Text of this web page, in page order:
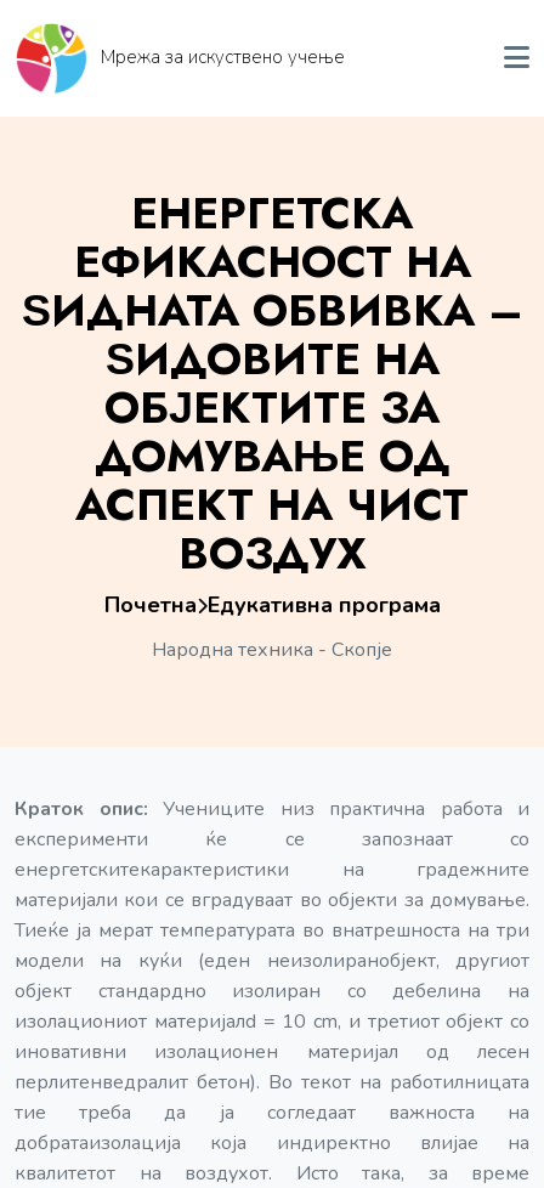
Мрежа за искуствено учење
ЕНЕРГЕТСКА
ЕФИКАСНОСТ НА
ЅИДНАТА ОБВИВКА –
ЅИДОВИТЕ НА
ОБЈЕКТИТЕ ЗА
ДОМУВАЊЕ ОД
АСПЕКТ НА ЧИСТ
ВОЗДУХ
Почетна Едукативна програма
Народна техника - Скопје
Краток опис: Учениците низ практична работа и
експерименти ќе се запознаат со
енергетскитекарактеристики на градежните
материјали кои се вградуваат во објекти за домување.
Тиеќе ја мерат температурата во внатрешноста на три
модели на куќи (еден неизолиранобјект, другиот
објект стандардно изолиран со дебелина на
изолациониот материјалd = 10 cm, и третиот објект со
иновативни изолационен материјал од лесен
перлитенведралит бетон). Во текот на работилницата
тие треба да ја согледаат важноста на
добратаизолација која индиректно влијае на
квалитетот на воздухот. Исто така, за време